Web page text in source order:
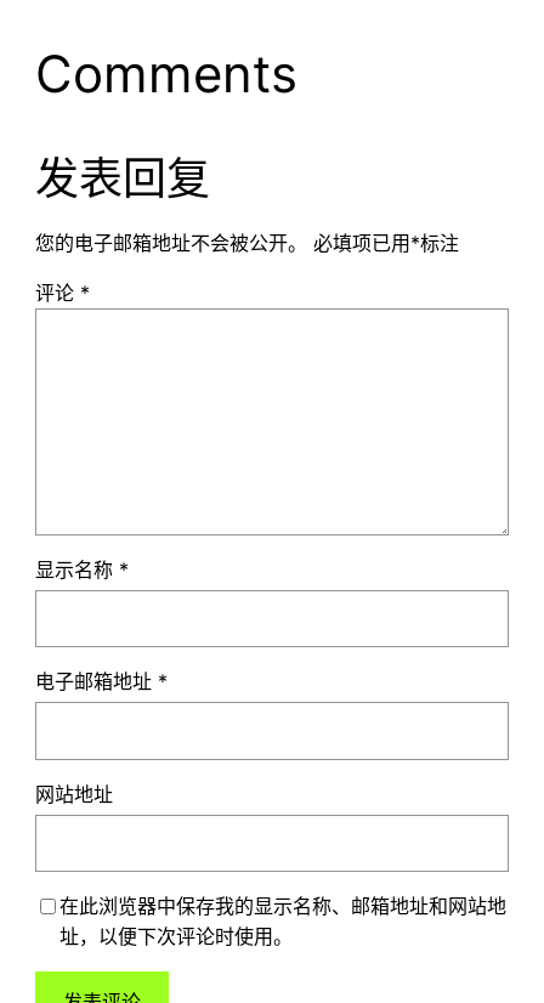
Comments
发表回复
您的电子邮箱地址不会被公开。 必填项已用*标注
评论 *
显示名称 *
电子邮箱地址 *
网站地址
在此浏览器中保存我的显示名称、邮箱地址和网站地
址，以便下次评论时使用。